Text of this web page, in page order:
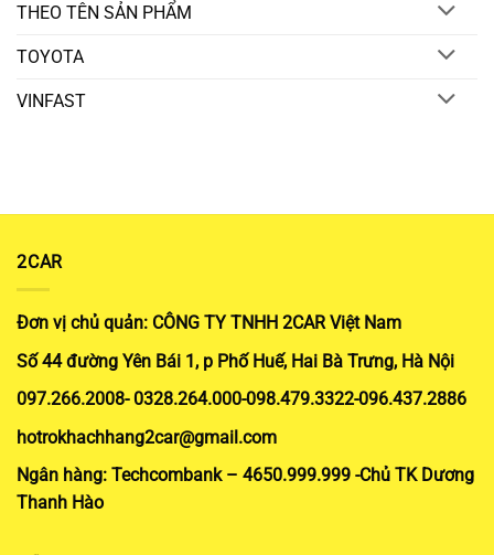
THEO TÊN SẢN PHẨM
TOYOTA
VINFAST
2CAR
Đơn vị chủ quản: CÔNG TY TNHH 2CAR Việt Nam
Số 44 đường Yên Bái 1, p Phố Huế, Hai Bà Trưng, Hà Nội
097.266.2008- 0328.264.000-098.479.3322-096.437.2886
hotrokhachhang2car@gmail.com
Ngân hàng: Techcombank – 4650.999.999 -Chủ TK Dương
Thanh Hào